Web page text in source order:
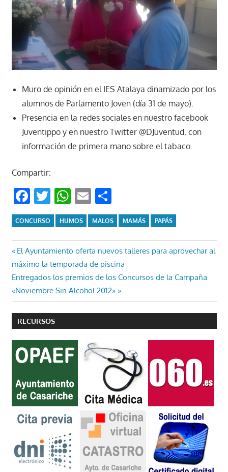
Muro de opinión en el IES Atalaya dinamizado por los
alumnos de Parlamento Joven (día 31 de mayo).
Presencia en la redes sociales en nuestro facebook
Juventippo y en nuestro Twitter @DJuventud, con
información de primera mano sobre el tabaco.
Compartir:
Facebook
Twitter
WhatsApp
EmailCompartir
CONCURSO HUMOS MALOS MAMÁS PAPÁS
Navegación
de
entradas
Entrada
anterior:
El Ayuntamiento oferta nuevos talleres para aprovechar al
máximo la temporada de piscina
Entrada
siguiente:
Entregados los premios de los Concursos de la Campaña
«Noviembre Sin Alcohol 2012»
RECURSOS